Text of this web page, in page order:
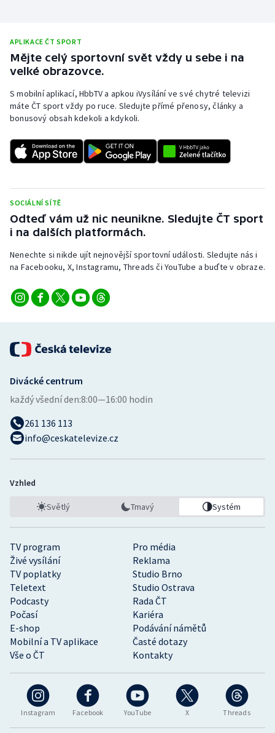
Ragby
Rychlobruslení
Rychlostní kanoistika
Sportovní střelba
Stolní tenis
Triatlon
Veslování
Volejbal
APLIKACE ČT SPORT
Mějte celý sportovní svět vždy u sebe i na
velké obrazovce.
S mobilní aplikací, HbbTV a apkou iVysílání ve své chytré televizi
máte ČT sport vždy po ruce. Sledujte přímé přenosy, články a
bonusový obsah kdekoli a kdykoli.
SOCIÁLNÍ SÍTĚ
Odteď vám už nic neunikne. Sledujte ČT sport
i na dalších platformách.
Nenechte si nikde ujít nejnovější sportovní události. Sledujte nás i
na Facebooku, X, Instagramu, Threads či YouTube a buďte v obraze.
Instagram Facebook YouTube X Threads
TV program
Pro média
Živé vysílání
Reklama
TV poplatky
Studio Brno
Teletext
Studio Ostrava
Podcasty
Rada ČT
Počasí
Kariéra
E-shop
Podávání námětů
Mobilní a TV aplikace
Časté dotazy
Vše o ČT
Kontakty
Divácké centrum
každý všední den:8:00—16:00 hodin
261 136 113
info@ceskatelevize.cz
Vzhled
Světlý Tmavý Systém